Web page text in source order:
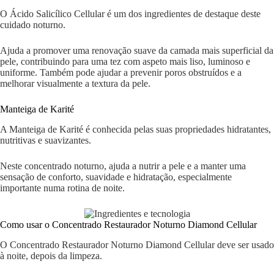
O Ácido Salicílico Cellular é um dos ingredientes de destaque deste
cuidado noturno.
Ajuda a promover uma renovação suave da camada mais superficial da
pele, contribuindo para uma tez com aspeto mais liso, luminoso e
uniforme. Também pode ajudar a prevenir poros obstruídos e a
melhorar visualmente a textura da pele.
Manteiga de Karité
A Manteiga de Karité é conhecida pelas suas propriedades hidratantes,
nutritivas e suavizantes.
Neste concentrado noturno, ajuda a nutrir a pele e a manter uma
sensação de conforto, suavidade e hidratação, especialmente
importante numa rotina de noite.
Como usar o Concentrado Restaurador Noturno Diamond Cellular
O Concentrado Restaurador Noturno Diamond Cellular deve ser usado
à noite, depois da limpeza.